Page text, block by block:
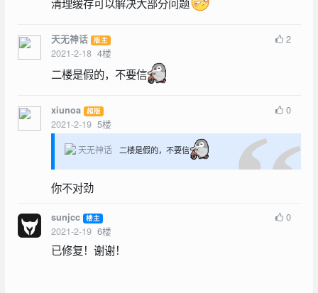
天无神话 版主
2021-2-18 4楼
2
二楼是假的，不要信
xiunoa 超版
2021-2-19 5楼
0
天无神话 二楼是假的，不要信
你不对劲
sunjcc 楼主
2021-2-19 6楼
0
已修复！谢谢！